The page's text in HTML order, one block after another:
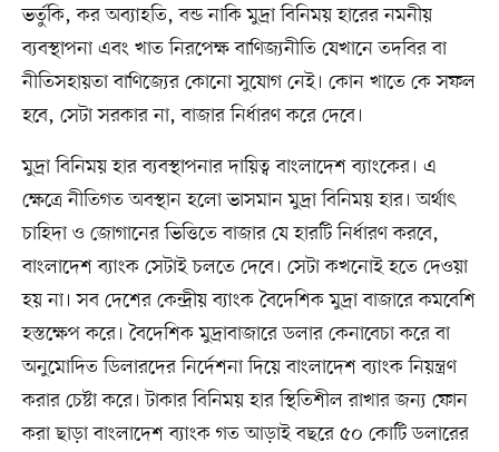
ভর্তুকি, কর অব্যাহতি, বন্ড নাকি মুদ্রা বিনিময় হারের নমনীয়
ব্যবস্থাপনা এবং খাত নিরপেক্ষ বাণিজ্যনীতি যেখানে তদবির বা
নীতিসহায়তা বাণিজ্যের কোনো সুযোগ নেই। কোন খাতে কে সফল
হবে, সেটা সরকার না, বাজার নির্ধারণ করে দেবে।
মুদ্রা বিনিময় হার ব্যবস্থাপনার দায়িত্ব বাংলাদেশ ব্যাংকের। এ
ক্ষেত্রে নীতিগত অবস্থান হলো ভাসমান মুদ্রা বিনিময় হার। অর্থাৎ
চাহিদা ও জোগানের ভিত্তিতে বাজার যে হারটি নির্ধারণ করবে,
বাংলাদেশ ব্যাংক সেটাই চলতে দেবে। সেটা কখনোই হতে দেওয়া
হয় না। সব দেশের কেন্দ্রীয় ব্যাংক বৈদেশিক মুদ্রা বাজারে কমবেশি
হস্তক্ষেপ করে। বৈদেশিক মুদ্রাবাজারে ডলার কেনাবেচা করে বা
অনুমোদিত ডিলারদের নির্দেশনা দিয়ে বাংলাদেশ ব্যাংক নিয়ন্ত্রণ
করার চেষ্টা করে। টাকার বিনিময় হার স্থিতিশীল রাখার জন্য ফোন
করা ছাড়া বাংলাদেশ ব্যাংক গত আড়াই বছরে ৫০ কোটি ডলারের